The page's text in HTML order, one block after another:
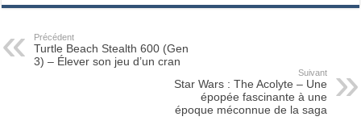
Précédent
Turtle Beach Stealth 600 (Gen
3) – Élever son jeu d’un cran
Suivant
Star Wars : The Acolyte – Une
épopée fascinante à une
époque méconnue de la saga